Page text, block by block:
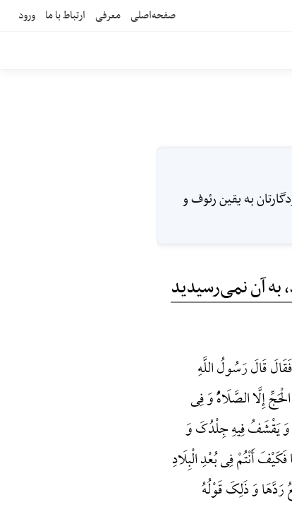
صفحه‌اصلی معرفی ارتباط با ما ورود
به یقین رئوف و
به آن نمی‌رسیدید
قَالَ رَسُولُ اللَّهِ
إِلَّا الصَّلَاهًُْ وَ فِی
وَ یَقْشَفُ فِیهِ جِلْدُکَ وَ
أَنْتُمْ فِی بُعْدِ الْبِلَادِ
وَ ذَلِکَ قَوْلُهُ